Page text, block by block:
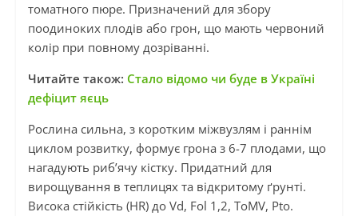
томатного пюре. Призначений для збору
поодиноких плодів або грон, що мають червоний
колір при повному дозріванні.
Читайте також: Стало відомо чи буде в Україні
дефіцит яєць
Рослина сильна, з коротким міжвузлям і раннім
циклом розвитку, формує грона з 6-7 плодами, що
нагадують риб’ячу кістку. Придатний для
вирощування в теплицях та відкритому ґрунті.
Висока стійкість (HR) до Vd, Fol 1,2, ToMV, Pto.